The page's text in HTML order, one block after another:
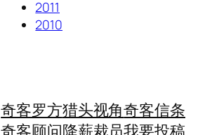
2011
2010
奇客罗方
奇客顾问
猎头视角
降薪裁员
奇客信条
我要投稿